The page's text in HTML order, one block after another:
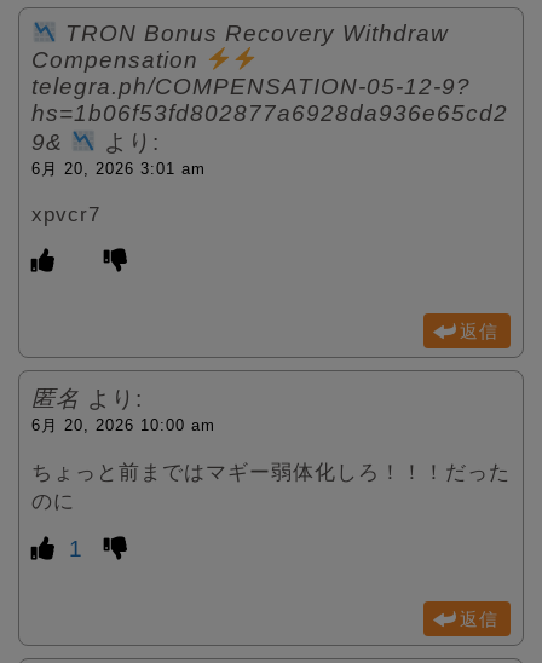
TRON Bonus Recovery Withdraw
Compensation
telegra.ph/COMPENSATION-05-12-9?
hs=1b06f53fd802877a6928da936e65cd2
9&
より:
6月 20, 2026 3:01 am
xpvcr7
返信
匿名 より:
6月 20, 2026 10:00 am
ちょっと前まではマギー弱体化しろ！！！だった
のに
1
返信